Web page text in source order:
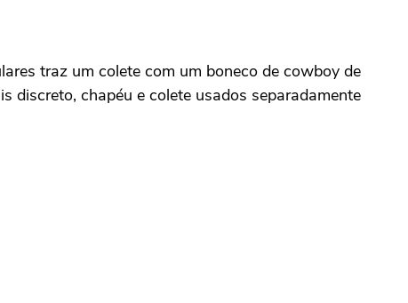
traz um colete com um boneco de cowboy de
discreto, chapéu e colete usados separadamente